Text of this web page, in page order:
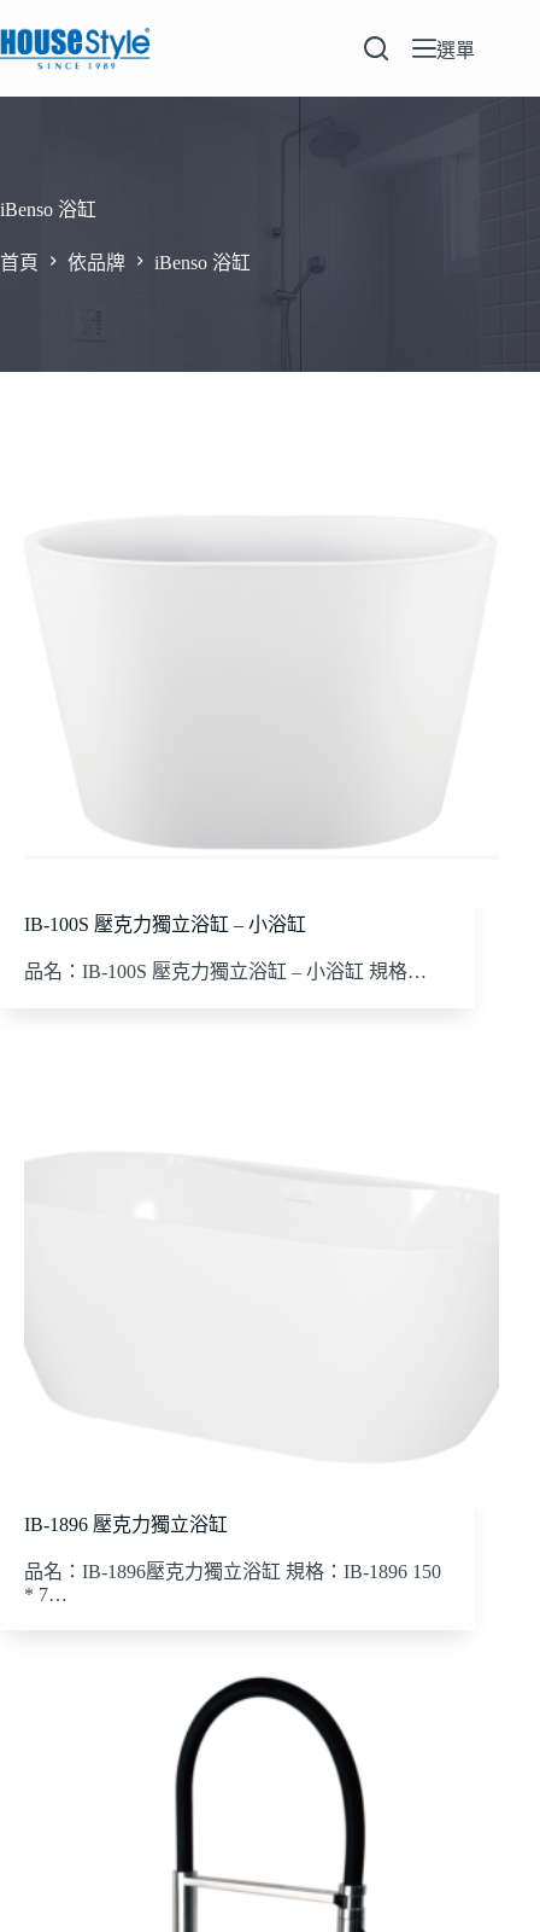
至
要
選單
iBenso 浴缸
首頁 依品牌 iBenso 浴缸
IB-100S 壓克力獨立浴缸 – 小浴缸
品名：IB-100S 壓克力獨立浴缸 – 小浴缸 規格…
IB-1896 壓克力獨立浴缸
品名：IB-1896壓克力獨立浴缸 規格：IB-1896 150
* 7…